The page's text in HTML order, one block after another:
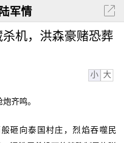
军情
机，洪森豪赌恐葬
小 大
齐鸣。
砸向泰国村庄，烈焰吞噬民